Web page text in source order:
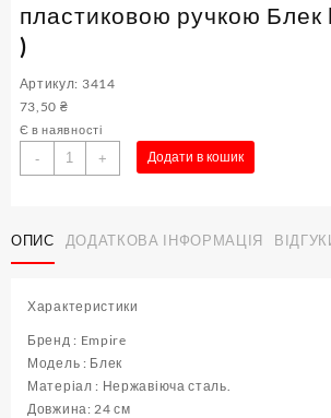
пластиковою ручкою Блек
)
Артикул: 3414
73,50 ₴
Є в наявності
-
Картоплям'ялка
нержавіюча
ручкою
Блек
24
cм
(
шт
)
+ Додати в кошик
ОПИС ДОДАТКОВА ІНФОРМАЦІЯ
Характеристики
Бренд : Empire
Модель : Блек
Матеріал : Нержавіюча сталь.
Довжина: 24 см